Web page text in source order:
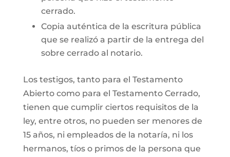
cerrado.
Copia auténtica de la escritura pública
que se realizó a partir de la entrega del
sobre cerrado al notario.
Los testigos, tanto para el Testamento
Abierto como para el Testamento Cerrado,
tienen que cumplir ciertos requisitos de la
ley, entre otros, no pueden ser menores de
15 años, ni empleados de la notaría, ni los
hermanos, tíos o primos de la persona que